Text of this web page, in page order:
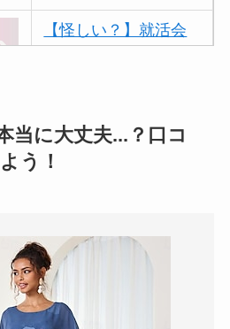
【怪しい？】就活会
アトムクリニックは
怪しい？口コミ・評
【怪しい？】帝国デ
ータバンクの口コ
ミ・評判
う？
当に大丈夫...？口コ
う！